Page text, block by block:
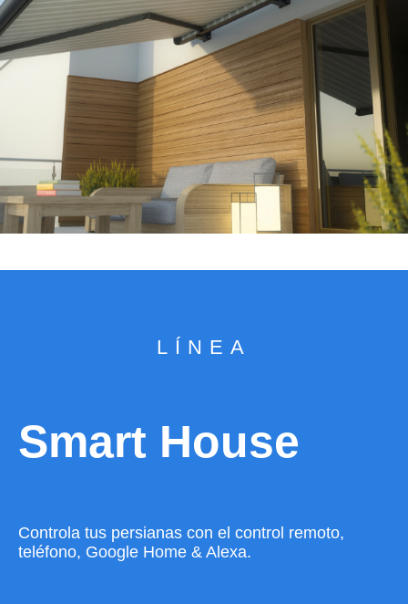
VER CATÁLOGO
LÍNEA
Smart House
Controla tus persianas con el control remoto,
teléfono, Google Home & Alexa.